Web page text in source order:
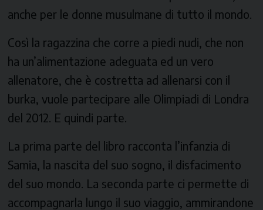
anche per le donne musulmane di tutto il mondo.
Così la ragazzina che corre a piedi nudi, che non
ha un’alimentazione adeguata ed un vero
allenatore, che è costretta ad allenarsi con il
burka, vuole partecipare alle Olimpiadi di Londra
del 2012. E quindi parte.
La prima parte del libro racconta l’infanzia di
Samia, la nascita del suo sogno, il disfacimento
del suo mondo. La seconda parte ci permette di
accompagnarla lungo il suo viaggio, ammirandone